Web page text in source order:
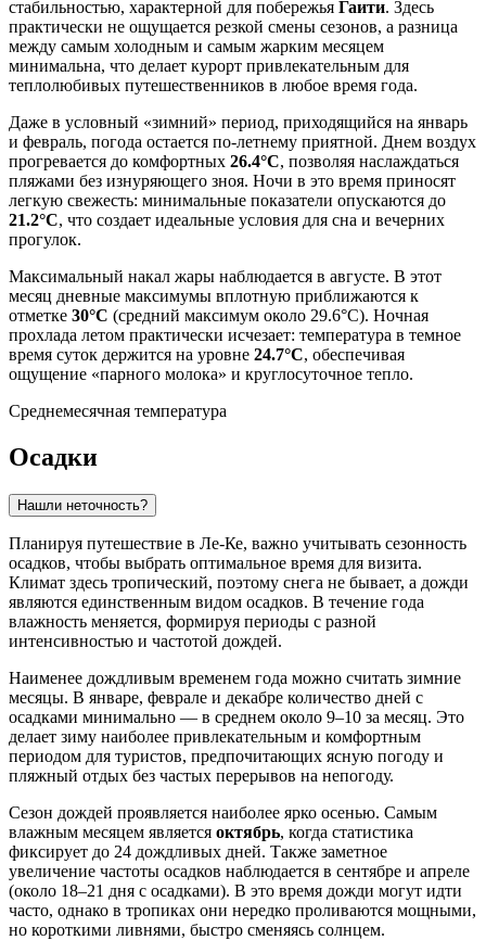
стабильностью, характерной для побережья Гаити. Здесь
практически не ощущается резкой смены сезонов, а разница
между самым холодным и самым жарким месяцем
минимальна, что делает курорт привлекательным для
теплолюбивых путешественников в любое время года.
Даже в условный «зимний» период, приходящийся на январь
и февраль, погода остается по-летнему приятной. Днем воздух
прогревается до комфортных 26.4°C, позволяя наслаждаться
пляжами без изнуряющего зноя. Ночи в это время приносят
легкую свежесть: минимальные показатели опускаются до
21.2°C, что создает идеальные условия для сна и вечерних
прогулок.
Максимальный накал жары наблюдается в августе. В этот
месяц дневные максимумы вплотную приближаются к
отметке 30°C (средний максимум около 29.6°C). Ночная
прохлада летом практически исчезает: температура в темное
время суток держится на уровне 24.7°C, обеспечивая
ощущение «парного молока» и круглосуточное тепло.
Среднемесячная температура
Осадки
Нашли неточность?
Планируя путешествие в Ле-Ке, важно учитывать сезонность
осадков, чтобы выбрать оптимальное время для визита.
Климат здесь тропический, поэтому снега не бывает, а дожди
являются единственным видом осадков. В течение года
влажность меняется, формируя периоды с разной
интенсивностью и частотой дождей.
Наименее дождливым временем года можно считать зимние
месяцы. В январе, феврале и декабре количество дней с
осадками минимально — в среднем около 9–10 за месяц. Это
делает зиму наиболее привлекательным и комфортным
периодом для туристов, предпочитающих ясную погоду и
пляжный отдых без частых перерывов на непогоду.
Сезон дождей проявляется наиболее ярко осенью. Самым
влажным месяцем является октябрь, когда статистика
фиксирует до 24 дождливых дней. Также заметное
увеличение частоты осадков наблюдается в сентябре и апреле
(около 18–21 дня с осадками). В это время дожди могут идти
часто, однако в тропиках они нередко проливаются мощными,
но короткими ливнями, быстро сменяясь солнцем.